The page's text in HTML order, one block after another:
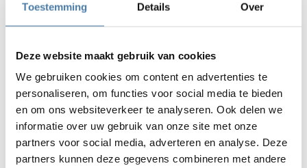
Toestemming Details Over
Deze website maakt gebruik van cookies
We gebruiken cookies om content en advertenties te
personaliseren, om functies voor social media te bieden
en om ons websiteverkeer te analyseren. Ook delen we
informatie over uw gebruik van onze site met onze
partners voor social media, adverteren en analyse. Deze
partners kunnen deze gegevens combineren met andere
Beurs- en Congrescentrum in Krakau is ons SOLARI-
systeem toegepast, een bestseller die snel de positie
Dit systeem is zo flexibel dat het kan worden toegepast
met elk type plaatmateriaal – LPW, HPL of
sandwichpanelen – en kan worden gebruikt voor zowel
op poten geplaatste constructies als vloer-tot-
plafondoplossingen.
Kenmerken van het project: